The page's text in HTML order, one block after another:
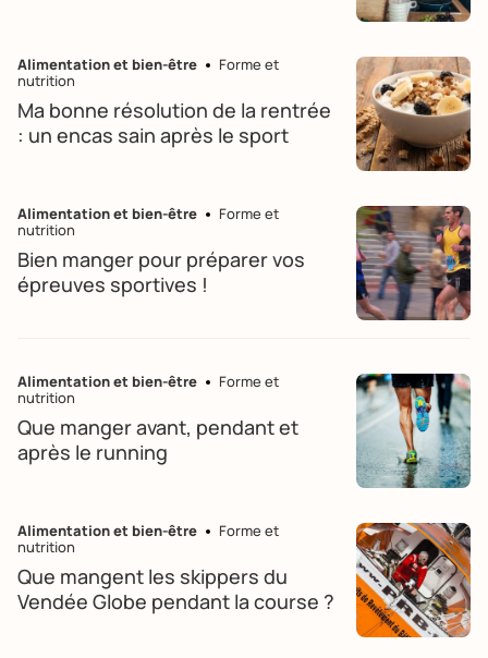
Alimentation et bien-être
Forme et
nutrition
Ma bonne résolution de la rentrée
: un encas sain après le sport
Alimentation et bien-être
Forme et
nutrition
Bien manger pour préparer vos
épreuves sportives !
Alimentation et bien-être
Forme et
nutrition
Que manger avant, pendant et
après le running
Alimentation et bien-être
Forme et
nutrition
Que mangent les skippers du
Vendée Globe pendant la course ?